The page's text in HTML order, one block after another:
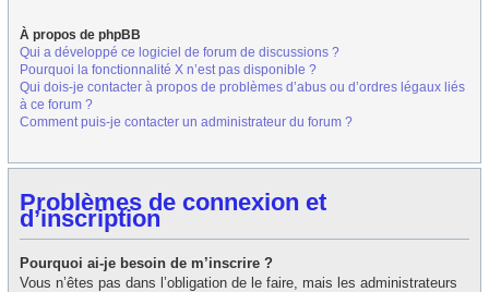
À propos de phpBB
Qui a développé ce logiciel de forum de discussions ?
Pourquoi la fonctionnalité X n’est pas disponible ?
Qui dois-je contacter à propos de problèmes d’abus ou d’ordres légaux liés
à ce forum ?
Comment puis-je contacter un administrateur du forum ?
Problèmes de connexion et
d’inscription
Pourquoi ai-je besoin de m’inscrire ?
Vous n’êtes pas dans l’obligation de le faire, mais les administrateurs